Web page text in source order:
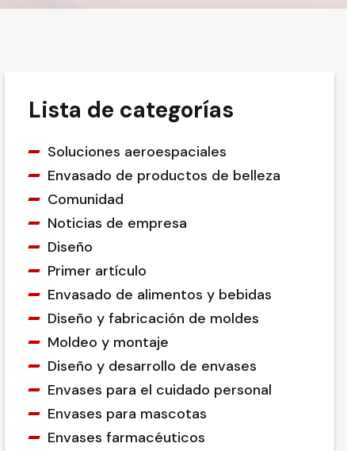
Lista de categorías
Soluciones aeroespaciales
Envasado de productos de belleza
Comunidad
Noticias de empresa
Diseño
Primer artículo
Envasado de alimentos y bebidas
Diseño y fabricación de moldes
Moldeo y montaje
Diseño y desarrollo de envases
Envases para el cuidado personal
Envases para mascotas
Envases farmacéuticos